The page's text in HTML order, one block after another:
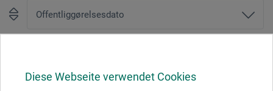
Diese Webseite verwendet Cookies